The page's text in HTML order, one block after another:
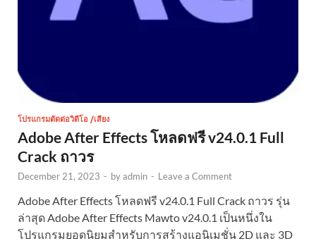
โปรแกรมตัดต่อวิดีโอ /เสียง
Adobe After Effects โหลดฟรี v24.0.1 Full
Crack ถาวร
December 21, 2023 - byadmin - Leave a Comment
Adobe After Effects โหลดฟรี v24.0.1 Full Crack ถาวร รุ่น
ล่าสุด Adobe After Effects Mawto v24.0.1 เป็นหนึ่งใน
โปรแกรมยอดนิยมสำหรับการสร้างแอนิเมชั่น 2D และ 3D